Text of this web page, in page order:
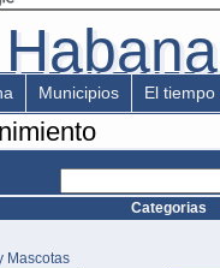
Municipios El tiempo
Categorias
Mascotas